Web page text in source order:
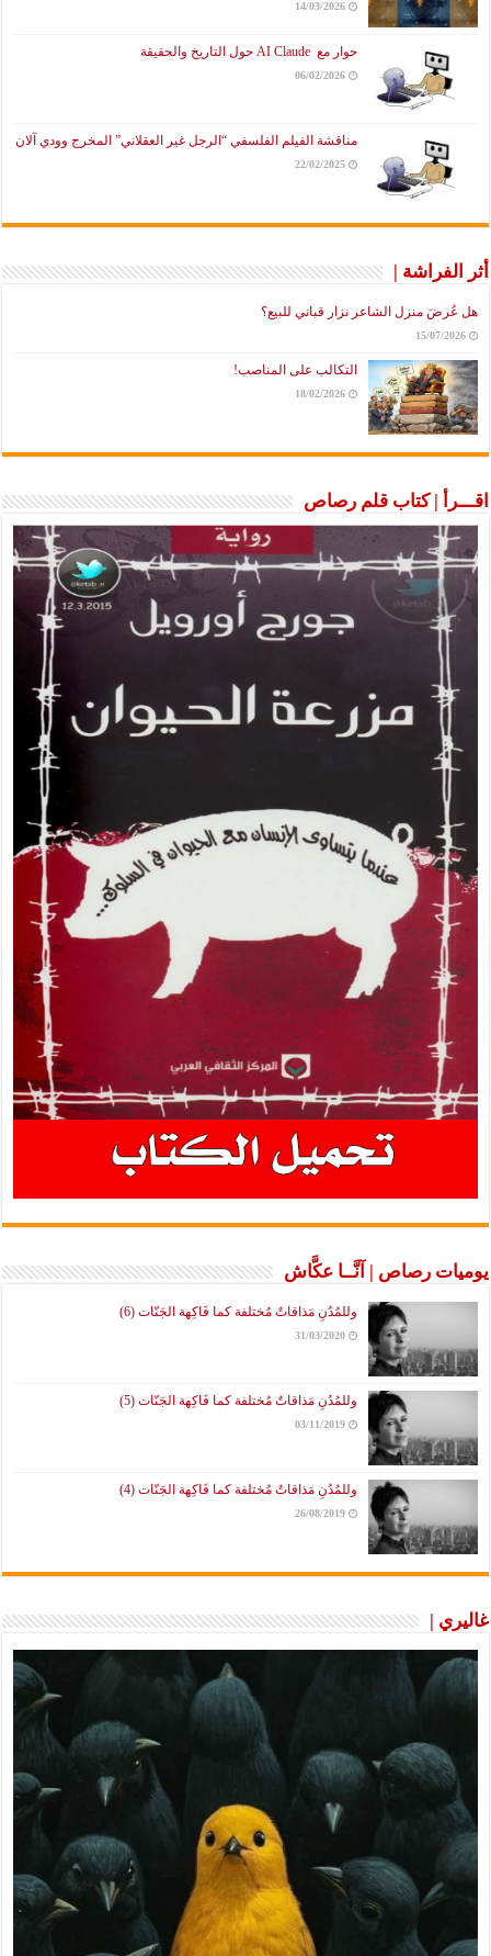
14/03/2026
حوار مع AI Claude حول التاريخ والحقيقة
06/02/2026
مناقشة الفيلم الفلسفي “الرجل غير العقلاني” المخرج وودي آلان
22/02/2025
أثر الفراشة |
هل عُرضَ منزل الشاعر نزار قباني للبيع؟
15/07/2026
التكالب على المناصب!
18/02/2026
اقـــرأ | كتاب قلم رصاص
يوميات رصاص | آنَّــا عكَّاش
وللمُدُنِ مَذاقاتٌ مُختلفة كما فَاكِهة الجَنّات (6)
31/03/2020
وللمُدُنِ مَذاقاتٌ مُختلفة كما فَاكِهة الجَنّات (5)
03/11/2019
وللمُدُنِ مَذاقاتٌ مُختلفة كما فَاكِهة الجَنّات (4)
26/08/2019
غاليري |